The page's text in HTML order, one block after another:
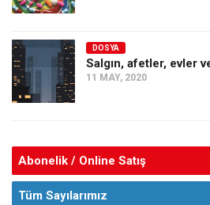
DOSYA
Salgın, afetler, evler
11 MAY, 2020
Abonelik / Online Satış
Tüm Sayılarımız